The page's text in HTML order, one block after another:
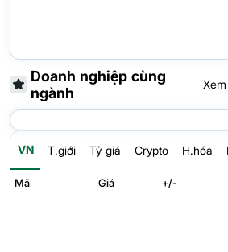
Doanh nghiệp cùng
ngành
VN T.giới Tỷ giá Crypto H.hóa
Mã Giá +/-